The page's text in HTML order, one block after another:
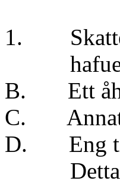
1.
hafuer i
B. Ett
C. Annat
D.
Detta